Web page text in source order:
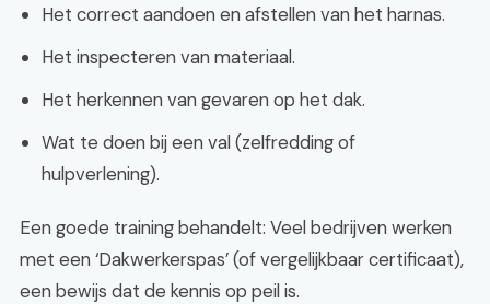
Het correct aandoen en afstellen van het harnas.
Het inspecteren van materiaal.
Het herkennen van gevaren op het dak.
Wat te doen bij een val (zelfredding of
hulpverlening).
Een goede training behandelt: Veel bedrijven werken
met een ‘Dakwerkerspas’ (of vergelijkbaar certificaat),
een bewijs dat de kennis op peil is.